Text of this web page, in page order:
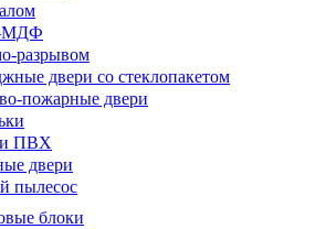
разрывом
двери со стеклопакетом
пожарные двери
ПВХ
двери
пылесос
блоки